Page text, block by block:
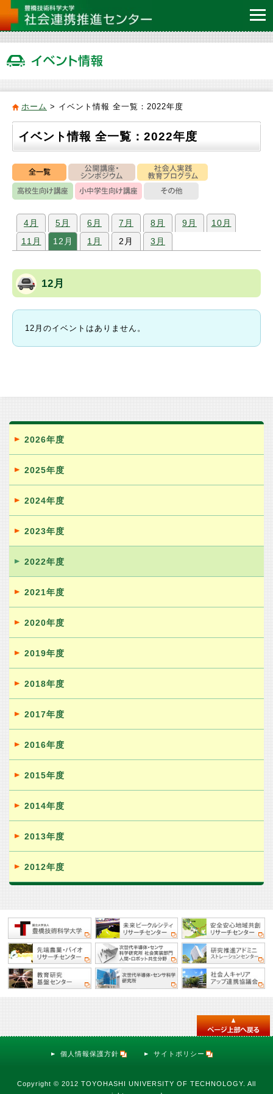
ホーム > イベント情報 全一覧：2022年度
イベント情報 全一覧：2022年度
4月 5月 6月 7月 8月 9月
10月
11月
12月 1月 2月 3月
12月
12月のイベントはありません。
2026年度
2025年度
2024年度
2023年度
2022年度
2021年度
2020年度
2019年度
2018年度
2017年度
2016年度
2015年度
2014年度
2013年度
2012年度
個人情報保護方針 サイトポリシー
Copyright © 2012 TOYOHASHI UNIVERSITY OF TECHNOLOGY. All